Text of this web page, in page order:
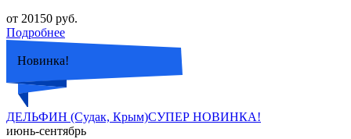
от 20150 руб.
Подробнее
Новинка!
ДЕЛЬФИН (Судак, Крым)СУПЕР НОВИНКА!
июнь-сентябрь